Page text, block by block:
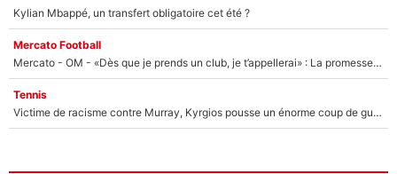
Kylian Mbappé, un transfert obligatoire cet été ?
Mercato Football
Mercato - OM - «Dès que je prends un club, je t’appellerai» : La promesse de Marcelino au moment de claquer la porte
Tennis
Victime de racisme contre Murray, Kyrgios pousse un énorme coup de gueule !